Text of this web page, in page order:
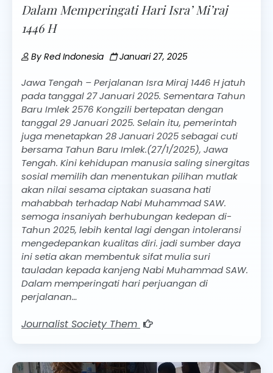
Dalam Memperingati Hari Isra’ Mi’raj
1446 H
ByRed Indonesia Januari 27, 2025
Jawa Tengah – Perjalanan Isra Miraj 1446 H jatuh
pada tanggal 27 Januari 2025. Sementara Tahun
Baru Imlek 2576 Kongzili bertepatan dengan
tanggal 29 Januari 2025. Selain itu, pemerintah
juga menetapkan 28 Januari 2025 sebagai cuti
bersama Tahun Baru Imlek.(27/1/2025), Jawa
Tengah. Kini kehidupan manusia saling sinergitas
sosial memilih dan menentukan pilihan mutlak
akan nilai sesama ciptakan suasana hati
mahabbah terhadap Nabi Muhammad SAW.
semoga insaniyah berhubungan kedepan di-
Tahun 2025, lebih kental lagi dengan intoleransi
mengedepankan kualitas diri. jadi sumber daya
ini setia akan membentuk sifat mulia suri
tauladan kepada kanjeng Nabi Muhammad SAW.
Dalam memperingati hari perjuangan di
perjalanan…
Journalist Society Them